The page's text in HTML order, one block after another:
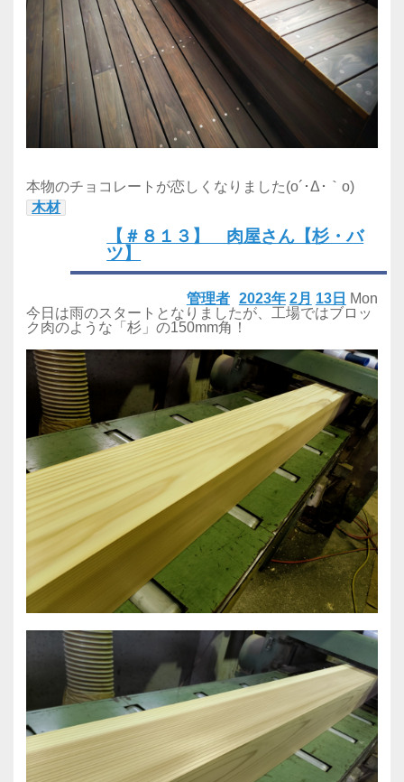
本物のチョコレートが恋しくなりました(o´･Δ･｀o)
木材
【＃８１３】 肉屋さん【杉・バ
ツ】
2023年 2月 13日 Mon
管理者
今日は雨のスタートとなりましたが、工場ではブロッ
ク肉のような「杉」の150mm角！